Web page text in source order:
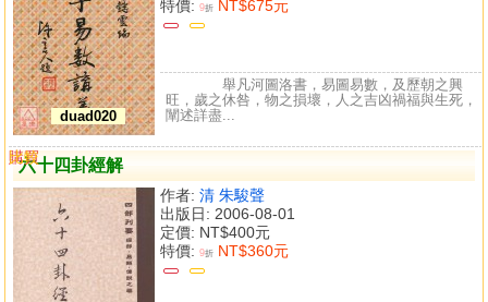
duad020
特價: 9折 NT$675元
舉凡河圖洛書，易圖易數，及歷朝之興
旺，歲之休咎，物之損壞，人之吉凶禍福與生死，
闡述詳盡...
六十四卦經解
作者: 清 朱駿聲
出版日: 2006-08-01
定價: NT$400元
特價: 9折 NT$360元
購買
比較